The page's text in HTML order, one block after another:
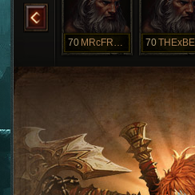
Kahina 70 MRcFREEZE 70